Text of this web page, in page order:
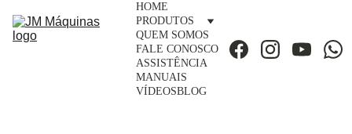
HOME
PRODUTOS
QUEM SOMOS
FALE CONOSCO
ASSISTÊNCIA
MANUAIS
VÍDEOSBLOG